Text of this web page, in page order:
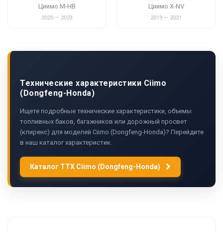
Циимо М-НВ
2020 — 2023
Циимо X-NV
2019 — 2021
Технические характеристики Ciimo
(Dongfeng-Honda)
Ищете подробные технические характеристики, объемы
топливных баков, багажников или дорожный просвет
(клиренс) для моделей Ciimo (Dongfeng-Honda)? Перейдите
в наш каталог характеристик.
Каталог ТТХ Ciimo (Dongfeng-Honda)